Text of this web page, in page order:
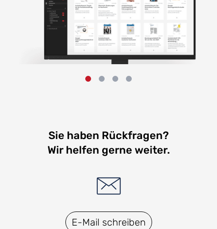
Sie haben Rückfragen?
Wir helfen gerne weiter.
E-Mail schreiben